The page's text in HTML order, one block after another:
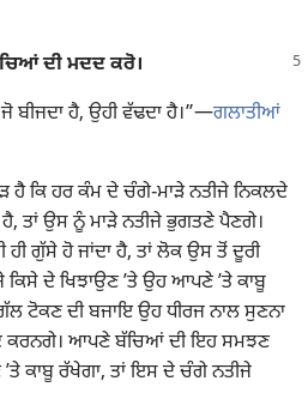
ਦੀ ਮਦਦ ਕਰੋ।
ਬੀਜਦਾ ਹੈ, ਉਹੀ ਵੱਢਦਾ ਹੈ।”​—ਗਲਾਤੀਆਂ
ਕਿ ਹਰ ਕੰਮ ਦੇ ਚੰਗੇ-ਮਾੜੇ ਨਤੀਜੇ ਨਿਕਲਦੇ
ਤਾਂ ਉਸ ਨੂੰ ਮਾੜੇ ਨਤੀਜੇ ਭੁਗਤਣੇ ਪੈਣਗੇ।
ਹੀ ਗੁੱਸੇ ਹੋ ਜਾਂਦਾ ਹੈ, ਤਾਂ ਲੋਕ ਉਸ ਤੋਂ ਦੂਰੀ
ਦੇ ਖਿਝਾਉਣ ʼਤੇ ਉਹ ਆਪਣੇ ʼਤੇ ਕਾਬੂ
ਟੋਕਣ ਦੀ ਬਜਾਇ ਉਹ ਧੀਰਜ ਨਾਲ ਸੁਣਨਾ
ਕਰਨਗੇ। ਆਪਣੇ ਬੱਚਿਆਂ ਦੀ ਇਹ ਸਮਝਣ
ਕਾਬੂ ਰੱਖੇਗਾ, ਤਾਂ ਇਸ ਦੇ ਚੰਗੇ ਨਤੀਜੇ